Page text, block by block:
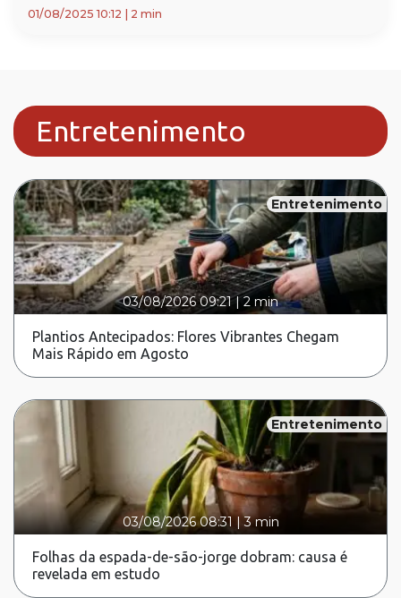
01/08/2025 10:12 2 min
Entretenimento
Entretenimento
03/08/2026 09:21|2 min
Plantios Antecipados: Flores Vibrantes Chegam
Mais Rápido em Agosto
Entretenimento
03/08/2026 08:31 |3 min
Folhas da espada-de-são-jorge dobram: causa é
revelada em estudo